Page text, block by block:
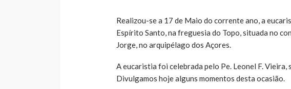
Realizou-se a 17 de Maio do corrente ano, a
Espírito Santo, na freguesia do Topo, situada no
Jorge, no arquipélago dos Açores.
A eucaristia foi celebrada pelo Pe. Leonel F. Vieira,
Divulgamos hoje alguns momentos desta ocasião.